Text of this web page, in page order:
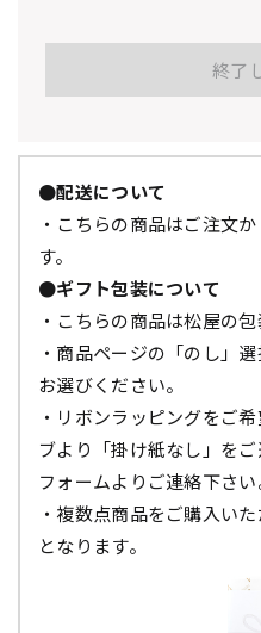
終了
●配送について
・こちらの商品はご注文
す。
●ギフト包装について
・こちらの商品は松屋の
・商品ページの「のし」
お選びください。
・リボンラッピングをご
ブより「掛け紙なし」を
フォームよりご連絡下さい
・複数点商品をご購入い
となります。